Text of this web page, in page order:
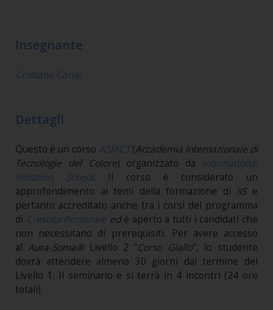
Insegnante
Cristiana Caria.
Dettagli
Questo è un corso ASIACT(Accademia Internazionale di
Tecnologie del Colore) organizzato da International
Initiation School. Il corso è considerato un
approfondimento ai temi della formazione di IISe
pertanto accreditato anche tra i corsi del programma
di Crescita Personale edè aperto a tutti i candidati che
non necessitano di prerequisiti. Per avere accesso
al Aura-Soma® Livello 2 "Corso Giallo", lo studente
dovrà attendere almeno 30 giorni dal termine del
Livello 1. Il seminario e si terrà in 4 incontri (24 ore
totali).